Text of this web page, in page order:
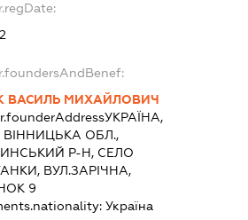
ВАСИЛЬ МИХАЙЛОВИЧ
УКРАЇНА,
ВІННИЦЬКА ОБЛ.,
Р-Н, СЕЛО
ВУЛ.ЗАРІЧНА,
9
Україна